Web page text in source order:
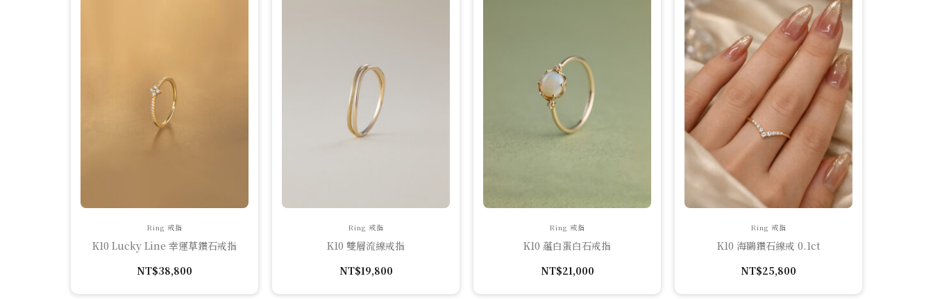
Ring 戒指
K10 Lucky Line 幸運草鑽石戒指
NT$38,800
Ring 戒指
K10 雙層流線戒指
NT$19,800
Ring 戒指
K10 蘊白蛋白石戒指
NT$21,000
Ring 戒指
K10 海鷗鑽石線戒 0.1ct
NT$25,800